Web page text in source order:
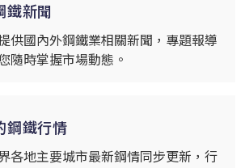
鐵新聞
供國內外鋼鐵業相關新聞，專題報導
隨時掌握市場動態。
鋼鐵行情
各地主要城市最新鋼情同步更新，行